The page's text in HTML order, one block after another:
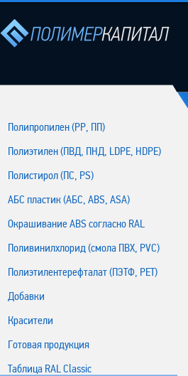
Полипропилен (РР, ПП)
Полиэтилен (ПВД, ПНД, LDPE, HDPE)
Полистирол (ПС, PS)
АБС пластик (АБС, ABS, ASA)
Окрашивание ABS согласно RAL
Поливинилхлорид (смола ПВХ, PVC)
Полиэтилентерефталат (ПЭТФ, PET)
Добавки
Красители
Готовая продукция
Таблица RAL Classic